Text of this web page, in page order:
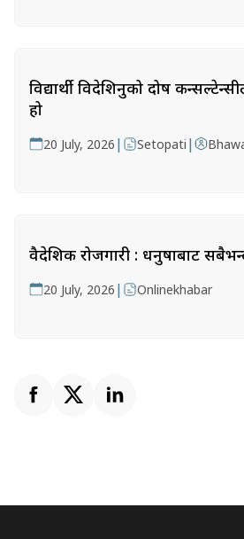
विद्यार्थी विदेशिनुको दोष
हो
20 July, 2026 | Setopati |
वैदेशिक रोजगारी : धनुषाबाट
20 July, 2026 | Onlinekhabar